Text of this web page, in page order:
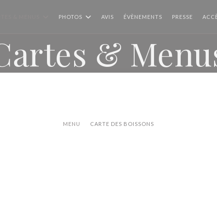
PHOTOS AVIS ÉVÈNEMENTS PRESSE
&
MENU CARTE DES BOISSONS